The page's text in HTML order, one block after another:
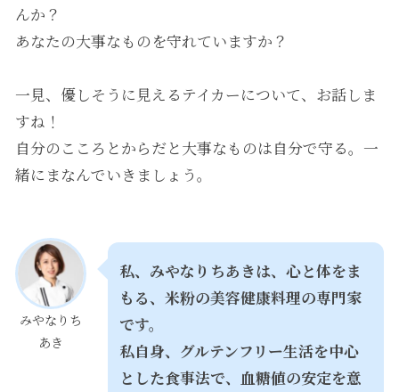
んか？
あなたの大事なものを守れていますか？
一見、優しそうに見えるテイカーについて、お話しま
すね！
自分のこころとからだと大事なものは自分で守る。一
緒にまなんでいきましょう。
みやなりち
あき
私、みやなりちあきは、心と体をま
もる、米粉の美容健康料理の専門家
です。
私自身、 グルテンフリー生活を中心
とした食事法で、血糖値の安定を意